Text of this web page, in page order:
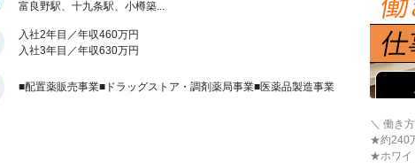
富良野駅、十九条駅、小樽築...
入社2年目／年収460万円
入社3年目／年収630万円
■配置薬販売事業■ドラッグストア・調剤薬局事業■医薬品製造事業
＼ 働き
★約240
★ホワイ